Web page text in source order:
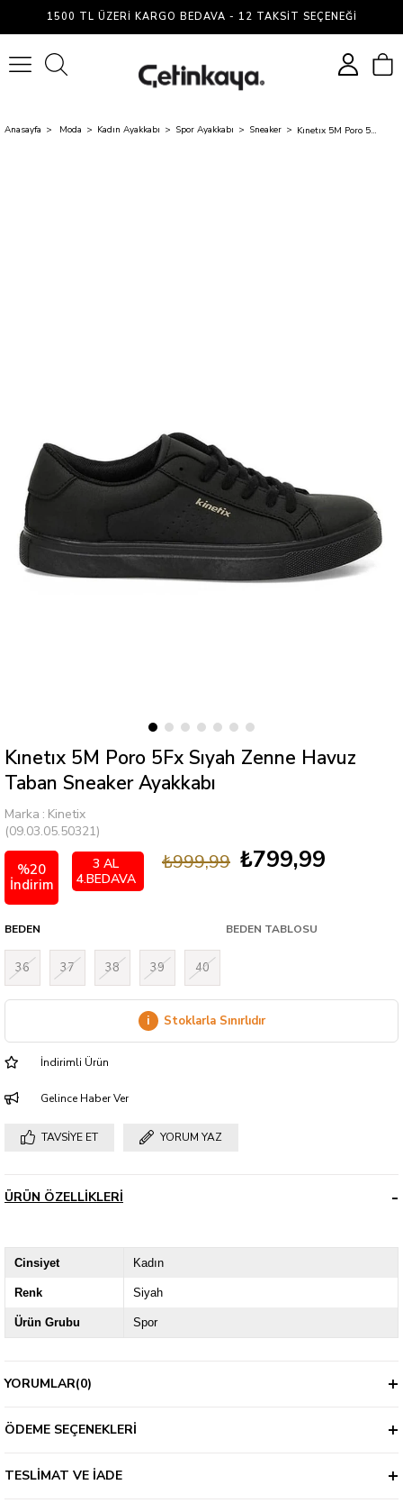
1500 TL ÜZERI KARGO BEDAVA - 12 TAKSIT SEÇENEĞI
Anasayfa Moda Kadın Ayakkabı Spor Ayakkabı Sneaker Kınetıx 5M Poro 5Fx Sıyah Zenne Havuz Taban Sneaker Ayakkabı
Kınetıx 5M Poro 5Fx Sıyah Zenne Havuz
Taban Sneaker Ayakkabı
Marka : Kinetix
(09.03.05.50321)
%20
İndirim
₺999,99 ₺799,99
3 AL
4.BEDAVA
BEDEN BEDEN TABLOSU
36 37 38 39 40
i Stoklarla Sınırlıdır
İndirimli Ürün
Gelince Haber Ver
TAVSIYE ET YORUM YAZ
ÜRÜN ÖZELLIKLERI
Cinsiyet Kadın
Renk Siyah
Ürün Grubu Spor
YORUMLAR(0)
ÖDEME SEÇENEKLERI
TESLIMAT VE İADE